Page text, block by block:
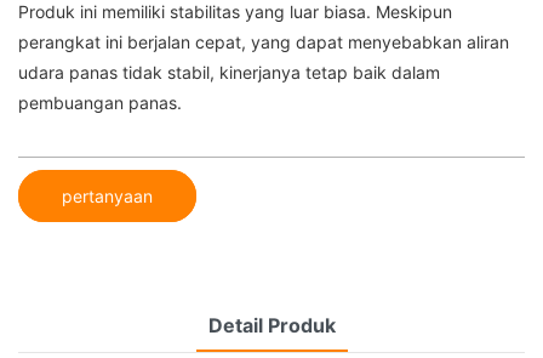
Produk ini memiliki stabilitas yang luar biasa. Meskipun
perangkat ini berjalan cepat, yang dapat menyebabkan aliran
udara panas tidak stabil, kinerjanya tetap baik dalam
pembuangan panas.
pertanyaan
Detail Produk